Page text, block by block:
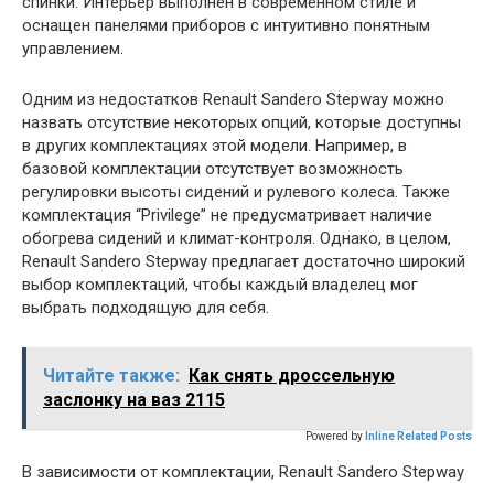
оснащен панелями приборов с интуитивно понятным
управлением.
Одним из недостатков Renault Sandero Stepway можно
назвать отсутствие некоторых опций, которые доступны
в других комплектациях этой модели. Например, в
базовой комплектации отсутствует возможность
регулировки высоты сидений и рулевого колеса. Также
комплектация “Privilege” не предусматривает наличие
обогрева сидений и климат-контроля. Однако, в целом,
Renault Sandero Stepway предлагает достаточно широкий
выбор комплектаций, чтобы каждый владелец мог
выбрать подходящую для себя.
Читайте также: Как снять дроссельную
заслонку на ваз 2115
Powered by Inline Related Posts
В зависимости от комплектации, Renault Sandero Stepway